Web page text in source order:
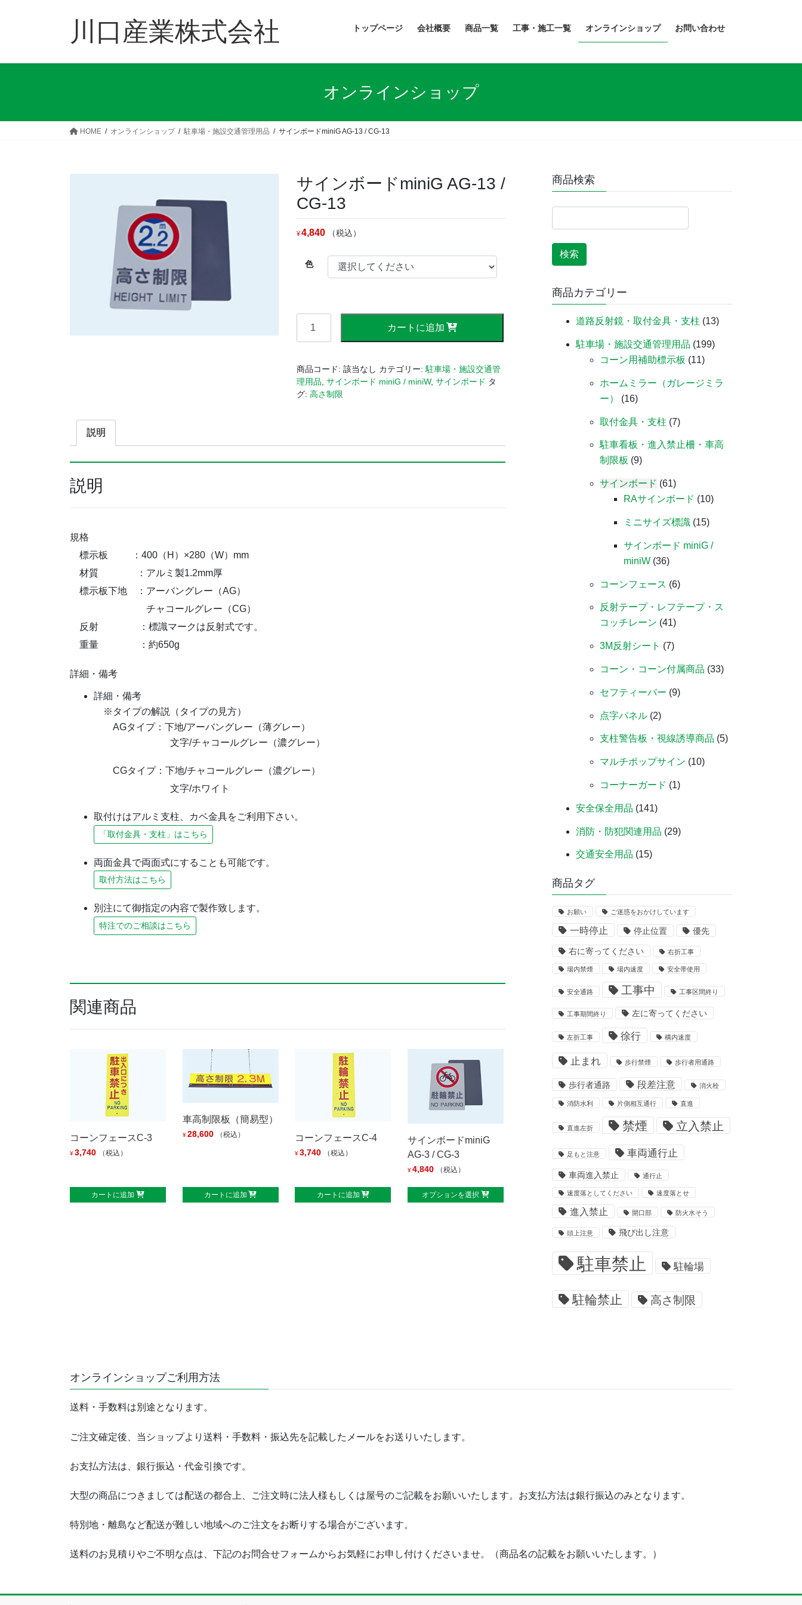
ツ
ッ
シ
移
川口産業株式会社 トップページ 会社概要 商品一覧 工事・施工一覧 オンラインショップ お問い合わせ
オンラインショップ
HOME オンラインショップ 駐車場・施設交通管理用品 サインボードminiG AG-13 / CG-13
サインボードminiG AG-13 /
CG-13
¥4,840 （税込）
色
ボ
ー
ド
/
CG-
カートに追加
商品コード: 該当なし カテゴリー: 駐車場・施設交通管
理用品 サインボード miniG / miniW, サインボード タ
グ: 高さ制限
説明
説明
規格
標示板 ：400（H）×280（W）mm
材質 ：アルミ製1.2mm厚
標示板下地 ：アーバングレー（AG）
チャコールグレー（CG）
反射 ：標識マークは反射式です。
重量 ：約650g
詳細・備考
詳細・備考
※タイプの解説（タイプの見方）
AGタイプ：下地/アーバングレー（薄グレー）
文字/チャコールグレー（濃グレー）
CGタイプ：下地/チャコールグレー（濃グレー）
文字/ホワイト
取付けはアルミ支柱、カベ金具をご利用下さい。
「取付金具・支柱」はこちら
両面金具で両面式にすることも可能です。
取付方法はこちら
別注にて御指定の内容で製作致します。
特注でのご相談はこちら
関連商品
コーンフェースC-3
¥3,740 （税込）
カートに追加
車高制限板（簡易型）
¥ 28,600 （税込）
カートに追加
コーンフェースC-4
¥ 3,740 （税込）
カートに追加
サインボードminiG
AG-3 / CG-3
¥4,840 （税込）
オプションを選択
商品検索
商品カテゴリー
道路反射鏡・取付金具・支柱 (13)
駐車場・施設交通管理用品 (199)
コーン用補助標示板 (11)
ホームミラー（ガレージミラ
ー）
(16)
取付金具・支柱 (7)
駐車看板・進入禁止柵・車高
制限板 (9)
サインボード (61)
RAサインボード (10)
ミニサイズ標識 (15)
サインボード miniG /
miniW (36)
コーンフェース (6)
反射テープ・レフテープ・ス
コッチレーン (41)
3M反射シート (7)
コーン・コーン付属商品 (33)
セフティーバー (9)
点字パネル (2)
支柱警告板・視線誘導商品 (5)
マルチポップサイン (10)
コーナーガード (1)
安全保全用品 (141)
消防・防犯関連用品 (29)
交通安全用品 (15)
商品タグ
お願い ご迷惑をおかけしています
一時停止 停止位置 優先
右に寄ってください 右折工事
場内禁煙 場内速度 安全帯使用
安全通路 工事中 工事区間終り
工事期間終り 左に寄ってください
左折工事 徐行 構内速度
止まれ 歩行禁煙 歩行者用通路
歩行者通路 段差注意 消火栓
消防水利 片側相互通行 直進
直進左折 禁煙 立入禁止
足もと注意 車両通行止
車両進入禁止 通行止
速度落としてください 速度落とせ
進入禁止 開口部 防火水そう
頭上注意 飛び出し注意
駐車禁止 駐輪場
駐輪禁止 高さ制限
オンラインショップご利用方法
送料・手数料は別途となります。
ご注文確定後、当ショップより送料・手数料・振込先を記載したメールをお送りいたします。
お支払方法は、銀行振込・代金引換です。
大型の商品につきましては配送の都合上、ご注文時に法人様もしくは屋号のご記載をお願いいたします。お支払方法は銀行振込のみとなります。
特別地・離島など配送が難しい地域へのご注文をお断りする場合がございます。
送料のお見積りやご不明な点は、下記のお問合せフォームからお気軽にお申し付けくださいませ。（商品名の記載をお願いいたします。）